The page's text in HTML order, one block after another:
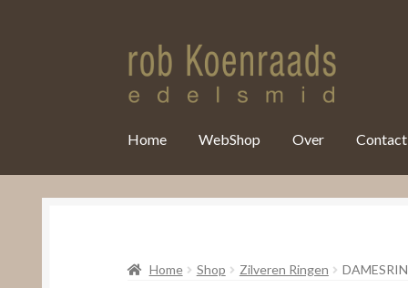
Home WebShop Over Contact
Home Shop Zilveren Ringen